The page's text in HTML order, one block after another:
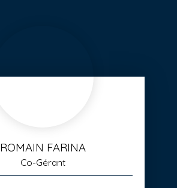
ROMAIN FARINA
Co-Gérant